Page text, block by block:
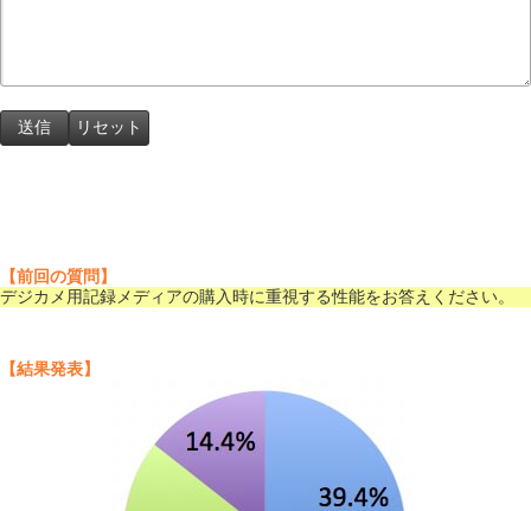
【前回の質問】
デジカメ用記録メディアの購入時に重視する性能をお答えください。
【結果発表】